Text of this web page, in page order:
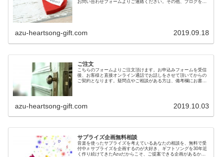
お問い合わせフォームよりご連絡ください。その他、ブログを読
azu-heartsong-gift.com 2019.09.18
ご注文
こちらのフォームよりご注文頂けます。お申込みフォームを受信
後、お客様と直接オンライン通話でお話しをさせて頂いてからの
ご契約となります。疑問点やご相談がある方は、備考欄にお書き
azu-heartsong-gift.com 2019.10.03
サプライズ企画無料相談
音楽を使ったサプライズを考えているあなたの相談を、無料で受
付中♬サプライズを企画するのが大好き、ギフトソングを30年近
く作り続けてきたAzuだからこそ、ご提案できる企画があるかも